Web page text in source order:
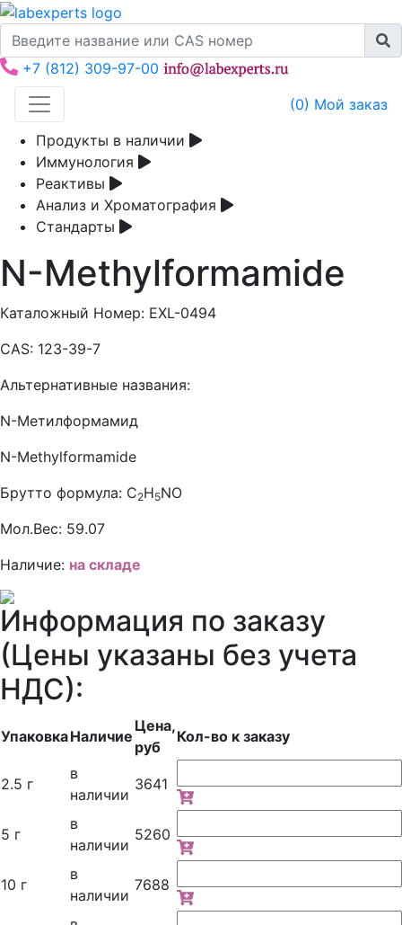
+7 (812) 309-97-00
(0) Мой заказ
Продукты в наличии
Иммунология
Реактивы
Анализ и Хроматография
Стандарты
N-Methylformamide
Каталожный Номер: EXL-0494
CAS: 123-39-7
Альтернативные названия:
N-Метилформамид
N-Methylformamide
Брутто формула: C2H5NO
Мол.Вес: 59.07
Наличие: на складе
Информация по заказу
(Цены указаны без учета
НДС):
УпаковкаНаличие
Цена,
руб
Кол-во к заказу
2.5 г
в
наличии
3641
5 г
в
наличии
5260
10 г
в
наличии
7688